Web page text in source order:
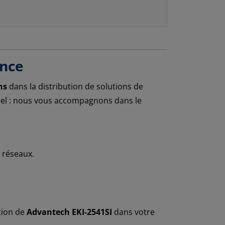
dans la distribution de solutions de
: nous vous accompagnons dans le
de Advantech EKI-2541SI dans votre